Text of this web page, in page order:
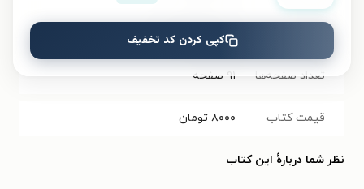
۹۷۸۶۲۲۶۶۰۷۶۰۵
تعداد صفحه‌ها ۹۱ صفحه
قیمت کتاب ۸۰۰۰ تومان
نظر شما دربارهٔ این کتاب
کپی کردن کد تخفیف